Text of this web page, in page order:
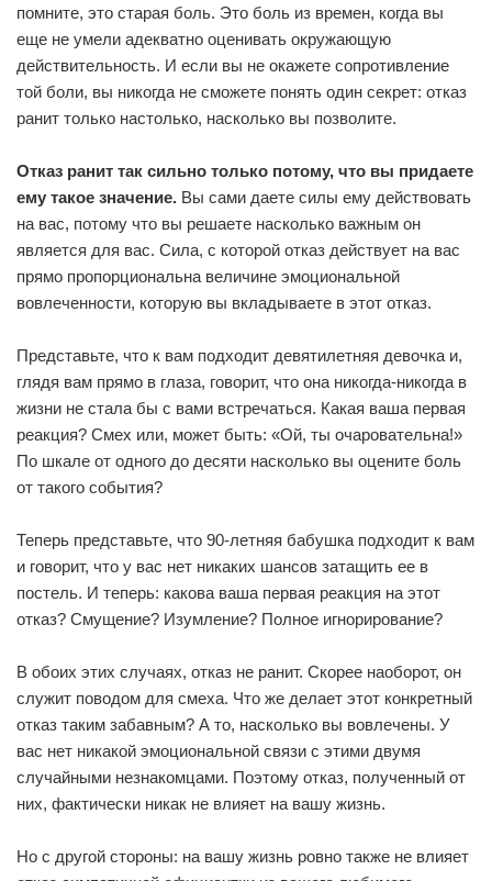
помните, это старая боль. Это боль из времен, когда вы
еще не умели адекватно оценивать окружающую
действительность. И если вы не окажете сопротивление
той боли, вы никогда не сможете понять один секрет: отказ
ранит только настолько, насколько вы позволите.
Отказ ранит так сильно только потому, что вы придаете
ему такое значение. Вы сами даете силы ему действовать
на вас, потому что вы решаете насколько важным он
является для вас. Сила, с которой отказ действует на вас
прямо пропорциональна величине эмоциональной
вовлеченности, которую вы вкладываете в этот отказ.
Представьте, что к вам подходит девятилетняя девочка и,
глядя вам прямо в глаза, говорит, что она никогда-никогда в
жизни не стала бы с вами встречаться. Какая ваша первая
реакция? Смех или, может быть: «Ой, ты очаровательна!»
По шкале от одного до десяти насколько вы оцените боль
от такого события?
Теперь представьте, что 90-летняя бабушка подходит к вам
и говорит, что у вас нет никаких шансов затащить ее в
постель. И теперь: какова ваша первая реакция на этот
отказ? Смущение? Изумление? Полное игнорирование?
В обоих этих случаях, отказ не ранит. Скорее наоборот, он
служит поводом для смеха. Что же делает этот конкретный
отказ таким забавным? А то, насколько вы вовлечены. У
вас нет никакой эмоциональной связи с этими двумя
случайными незнакомцами. Поэтому отказ, полученный от
них, фактически никак не влияет на вашу жизнь.
Но с другой стороны: на вашу жизнь ровно также не влияет